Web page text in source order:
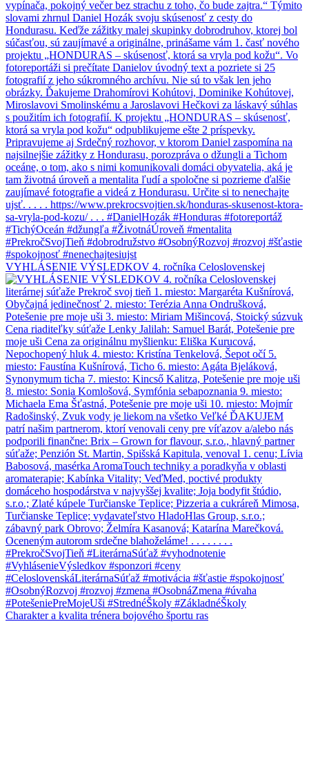
VYHLÁSENIE VÝSLEDKOV 4. ročníka Celoslovenskej
Charakter a kvalita trénera bojového športu ras